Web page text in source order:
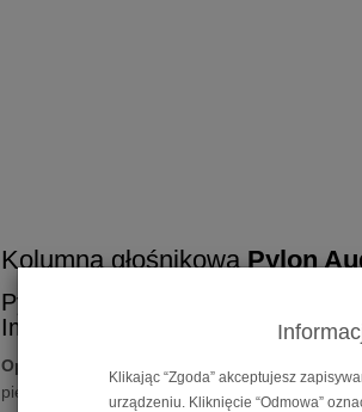
Kolumna głośnikowaPylon
Pylon Audio
|
Impedancja 4 Ohm
Opal 23 mkII
to druga generacja kolumn
pierwszego modelu, oferując jeszcze
Klikając “Zgoda” akceptujesz
urządzeniu. Kliknięcie “Odmowa”